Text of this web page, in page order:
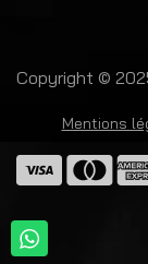
Copyright ©
Mentions